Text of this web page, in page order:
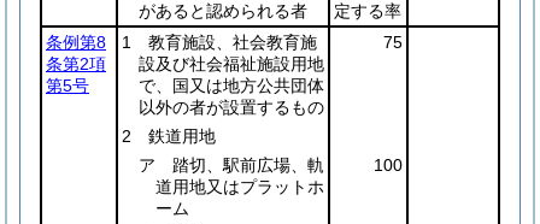
があると認められる者
定する率
条例第8
条第2項
第5号
1 教育施設、社会教育施
設及び社会福祉施設用地
で、国又は地方公共団体
以外の者が設置するもの
75
2 鉄道用地
ア 踏切、駅前広場、軌
道用地又はプラットホ
ーム
100